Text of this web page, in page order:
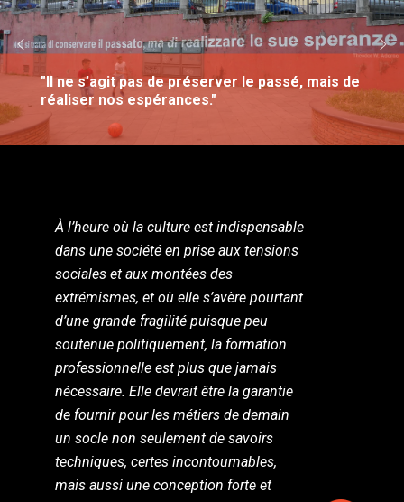
"Il ne s’agit pas de préserver le passé, mais de
réaliser nos espérances."
À l’heure où la culture est indispensable
dans une société en prise aux tensions
sociales et aux montées des
extrémismes, et où elle s’avère pourtant
d’une grande fragilité puisque peu
soutenue politiquement, la formation
professionnelle est plus que jamais
nécessaire. Elle devrait être la garantie
de fournir pour les métiers de demain
un socle non seulement de savoirs
techniques, certes incontournables,
mais aussi une conception forte et